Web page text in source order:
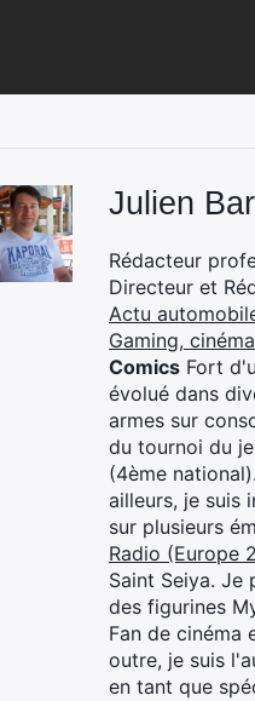
Julien
Rédacteur
Directeur et
Actu
Gaming,
Comics Fort
évolué dans
armes sur
du tournoi du
(4ème
ailleurs, je suis
sur plusieurs
Radio (Europe
Saint Seiya. Je
des figurines
Fan de cinéma
outre, je suis
en tant que